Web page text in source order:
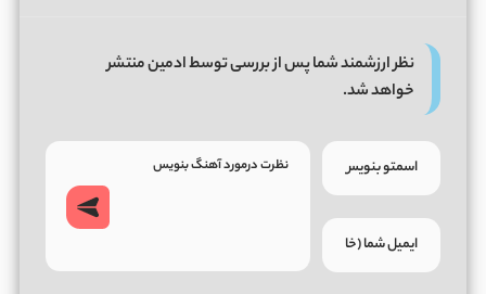
نظر ارزشمند شما پس از بررسی توسط ادمین منتشر
خواهد شد.